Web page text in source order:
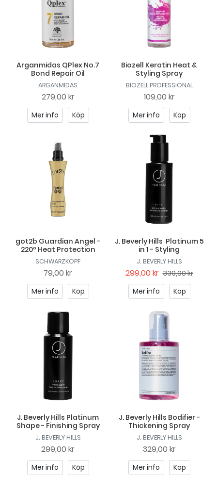
Arganmidas QPlex No.7
Bond Repair Oil
ARGANMIDAS
279,00 kr
Mer info Köp
Biozell Keratin Heat &
Styling Spray
BIOZELL PROFESSIONAL
109,00 kr
Mer info Köp
got2b Guardian Angel -
220º Heat Protection
SCHWARZKOPF
79,00 kr
Mer info Köp
J. Beverly Hills Platinum 5
in 1 - Styling
J. BEVERLY HILLS
299,00 kr 339,00 kr
Mer info
Köp
J. Beverly Hills Platinum
Shape - Finishing Spray
J. BEVERLY HILLS
299,00 kr
Mer info Köp
J. Beverly Hills Bodifier -
Thickening Spray
J. BEVERLY HILLS
329,00 kr
Mer info Köp